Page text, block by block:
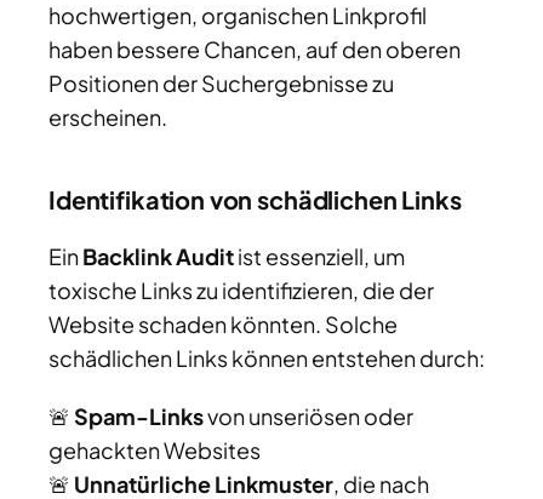
hochwertigen, organischen Linkprofil
haben bessere Chancen, auf den oberen
Positionen der Suchergebnisse zu
erscheinen.
Identifikation von schädlichen Links
EinBacklink Auditist essenziell, um
toxische Links zu identifizieren, die der
Website schaden könnten. Solche
schädlichen Links können entstehen durch:
🚨 Spam-Linksvon unseriösen oder
gehackten Websites
🚨 Unnatürliche Linkmuster, die nach